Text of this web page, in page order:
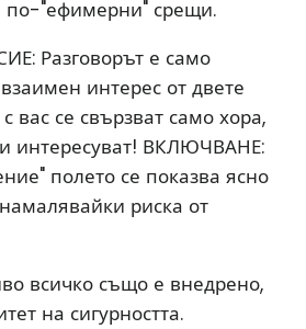
"ефимерни" срещи.
Разговорът е само
интерес от двете
вас се свързват само хора,
интересуват! ВКЛЮЧВАНЕ:
полето се показва ясно
риска от
всичко също е внедрено,
на сигурността.